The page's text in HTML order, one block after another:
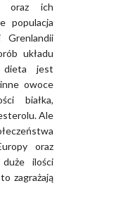
oraz ich
populacja
Grenlandii
układu
dieta jest
owoce
białka,
Ale
oraz
ilości
zagrażają